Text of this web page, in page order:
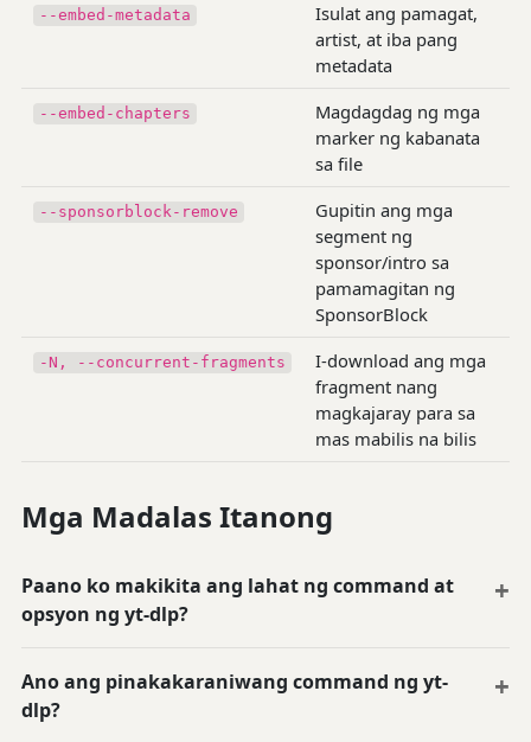
--embed-metadata
Isulat ang pamagat,
artist, at iba pang
metadata
--embed-chapters
Magdagdag ng mga
marker ng kabanata
sa file
--sponsorblock-remove
Gupitin ang mga
segment ng
sponsor/intro sa
pamamagitan ng
SponsorBlock
-N, --concurrent-fragments
I-download ang mga
fragment nang
magkajaray para sa
mas mabilis na bilis
Mga Madalas Itanong
Paano ko makikita ang lahat ng command at
opsyon ng yt-dlp?
Ano ang pinakakaraniwang command ng yt-
dlp?